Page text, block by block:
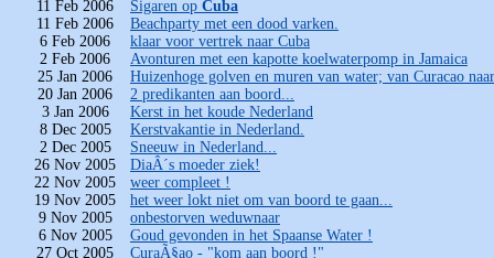
11 Feb 2006
Sigaren op Cuba
11 Feb 2006
Beachparty met een dood varken.
6 Feb 2006
klaar voor vertrek naar Cuba
2 Feb 2006
Avonturen met een kapotte koelwaterpomp in Jamaica
25 Jan 2006
Huizenhoge golven en muren van water; van Curacao
20 Jan 2006
2 predikanten aan boord...
3 Jan 2006
Kerst in het koude Nederland
8 Dec 2005
Kerstvakantie in Nederland.
2 Dec 2005
Sneeuw in Nederland...
26 Nov 2005
DiaÂ´s moeder ziek!
22 Nov 2005
weer compleet !
19 Nov 2005
het weer lokt niet om van boord te gaan...
9 Nov 2005
onbestorven weduwnaar
6 Nov 2005
Goud gevonden in het Spaanse Water !
27 Oct 2005
CuraÃ§ao - "kom aan boord !"